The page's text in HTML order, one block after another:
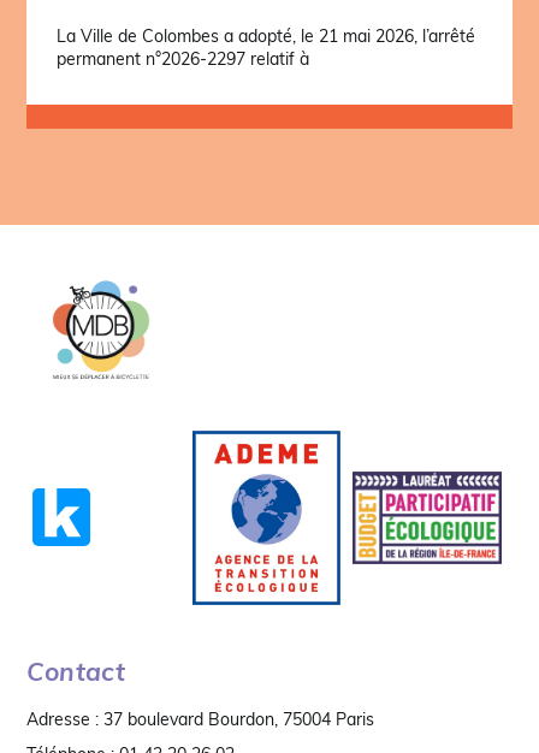
La Ville de Colombes a adopté, le 21 mai 2026, l’arrêté
permanent n°2026-2297 relatif à
Contact
Adresse : 37 boulevard Bourdon, 75004 Paris